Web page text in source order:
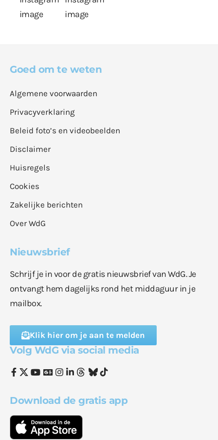
Goed om te weten
Algemene voorwaarden
Privacyverklaring
Beleid foto’s en videobeelden
Disclaimer
Huisregels
Cookies
Zakelijke berichten
Over WdG
Nieuwsbrief
Schrijf je in voor de gratis nieuwsbrief van WdG. Je
ontvangt hem dagelijks rond het middaguur in je
mailbox.
Klik hier om je aan te melden
Volg WdG via social media
Download de gratis app